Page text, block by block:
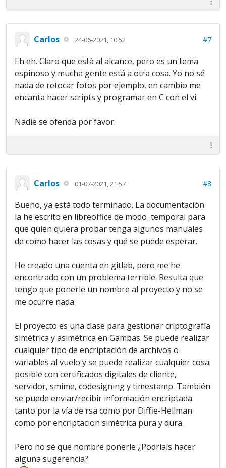
Carlos 24-06-2021, 10:52 #7
Eh eh. Claro que está al alcance, pero es un tema
espinoso y mucha gente está a otra cosa. Yo no sé
nada de retocar fotos por ejemplo, en cambio me
encanta hacer scripts y programar en C con el vi.
Nadie se ofenda por favor.
Carlos 01-07-2021, 21:57 #8
Bueno, ya está todo terminado. La documentación
la he escrito en libreoffice de modo temporal para
que quien quiera probar tenga algunos manuales
de como hacer las cosas y qué se puede esperar.
He creado una cuenta en gitlab, pero me he
encontrado con un problema terrible. Resulta que
tengo que ponerle un nombre al proyecto y no se
me ocurre nada.
El proyecto es una clase para gestionar criptografía
simétrica y asimétrica en Gambas. Se puede realizar
cualquier tipo de encriptación de archivos o
variables al vuelo y se puede realizar cualquier cosa
posible con certificados digitales de cliente,
servidor, smime, codesigning y timestamp. También
se puede enviar/recibir información encriptada
tanto por la vía de rsa como por Diffie-Hellman
como por encriptacion simétrica pura y dura.
Pero no sé que nombre ponerle ¿Podríais hacer
alguna sugerencia?